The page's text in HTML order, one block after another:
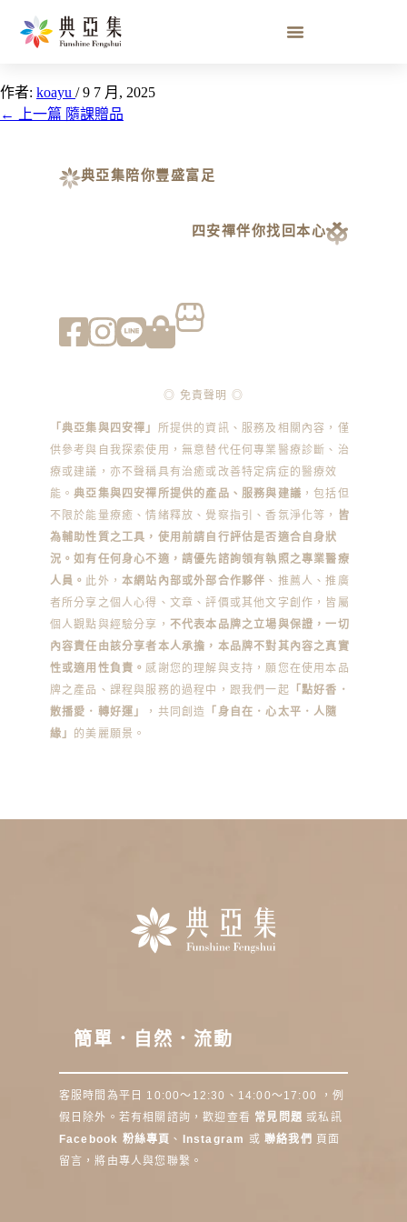
八色禪卡
作者: koayu /9 7 月, 2025
←
上一篇 隨課贈品
典亞集陪你豐盛富足
四安禪伴你找回本心
◎ 免責聲明 ◎
「典亞集與四安禪」
所提供的資訊、服務及相關內容，僅
供參考與自我探索使用，無意替代任何專業醫療診斷、治
療或建議，亦不聲稱具有治癒或改善特定病症的醫療效
能。典亞集與四安禪所提供的產品、服務與建議 ，包括但
不限於能量療癒、情緒釋放、覺察指引、香氛淨化等， 皆
為輔助性質之工具，使用前請自行評估是否適合自身狀
況。如有任何身心不適，請優先諮詢領有執照之專業醫療
人員。 此外，本網站內部或外部合作夥伴 、推薦人、推廣
者所分享之個人心得、文章、評價或其他文字創作，皆屬
個人觀點與經驗分享， 不代表本品牌之立場與保證，一切
內容責任由該分享者本人承擔，本品牌不對其內容之真實
性或適用性負責。 感謝您的理解與支持，願您在使用本品
牌之產品、課程與服務的過程中，跟我們一起 「點好香．
散播愛．轉好運」
，共同創造
「身自在．心太平．人隨
緣」 的美麗願景。
簡單．自然．流動
客服時間為平日 10:00～12:30、14:00～17:00 ，例
假日除外。若有相關諮詢，歡迎查看 常見問題 或私訊
Facebook 粉絲專頁 、 Instagram 或聯絡我們
頁面
留言，將由專人與您聯繫。